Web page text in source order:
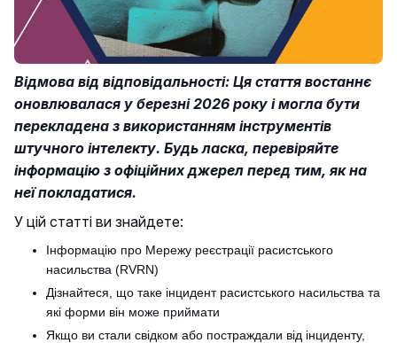
Відмова від відповідальності: Ця стаття востаннє
оновлювалася у березні 2026 року і могла бути
перекладена з використанням інструментів
штучного інтелекту. Будь ласка, перевіряйте
інформацію з офіційних джерел перед тим, як на
неї покладатися.
У цій статті ви знайдете:
Інформацію про Мережу реєстрації расистського
насильства (RVRN)
Дізнайтеся, що таке інцидент расистського насильства та
які форми він може приймати
Якщо ви стали свідком або постраждали від інциденту,